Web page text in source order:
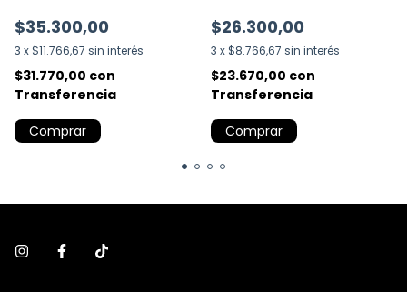
$35.300,00
3 x $11.766,67 sin interés
$31.770,00 con
Transferencia
Comprar
$26.300,00
3 x $8.766,67 sin interés
$23.670,00 con
Transferencia
Comprar